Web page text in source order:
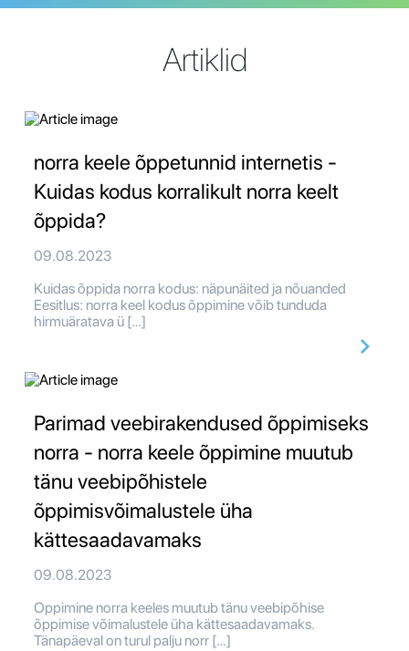
Artiklid
norra keele õppetunnid internetis -
Kuidas kodus korralikult norra keelt
õppida?
09.08.2023
Kuidas õppida norra kodus: näpunäited ja nõuanded
Eesitlus: norra keel kodus õppimine võib tunduda
hirmuäratava ü […]
Parimad veebirakendused õppimiseks
norra - norra keele õppimine muutub
tänu veebipõhistele
õppimisvõimalustele üha
kättesaadavamaks
09.08.2023
Oppimine norra keeles muutub tänu veebipõhise
õppimise võimalustele üha kättesaadavamaks.
Tänapäeval on turul palju norr […]